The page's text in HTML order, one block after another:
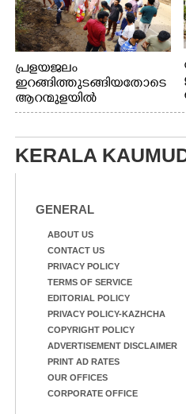
പ്രളയജലം
ഇറങ്ങിത്തുടങ്ങിയതോടെ
ആറന്മുളയിൽ
ഗ്രാമപഞ്ചായത്ത്
രാഷ്ട്രീയപ്രവത്തകരും
അടങ്ങുന്ന സംഘം
ചെളിയും മണ്ണും മറ്റ്
ചെയ്യുന്നു.
KERALA
GENERAL
ABOUT US
CONTACT US
PRIVACY POLICY
TERMS OF SERVICE
EDITORIAL POLICY
PRIVACY POLICY-KAZHCHA
COPYRIGHT POLICY
ADVERTISEMENT DISCLAIMER
PRINT AD RATES
OUR OFFICES
CORPORATE OFFICE